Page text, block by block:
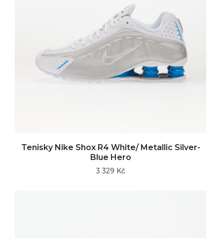
Tenisky Nike Shox R4 White/ Metallic Silver-
Blue Hero
3 329 Kč